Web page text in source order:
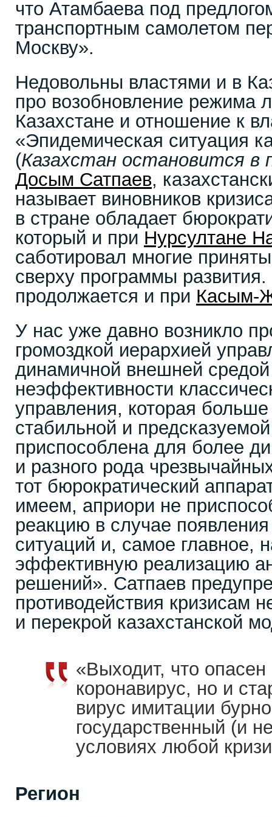
что Атамбаева под
транспортным самолетом
Москву».
Недовольны властями и в
про возобновление режима
Казахстане и отношение к
«Эпидемическая ситуация
(Казахстан остановится в
Досым Сатпаев,
называет виновников
в стране обладает
который и при Нурсултане
саботировал многие
сверху программы
продолжается и при Касым-
У нас уже давно возникло
громоздкой иерархией
динамичной внешней средой
неэффективности
управления, которая
стабильной и
приспособлена для более
и разного рода
тот бюрократический
имеем, априори не
реакцию в случае
ситуаций и, самое главное,
эффективную реализацию
решений». Сатпаев
противодействия кризисам
и перекрой казахстанской
«Выходит, что
коронавирус, но и
вирус имитации
государственный (и
условиях любой
Регион